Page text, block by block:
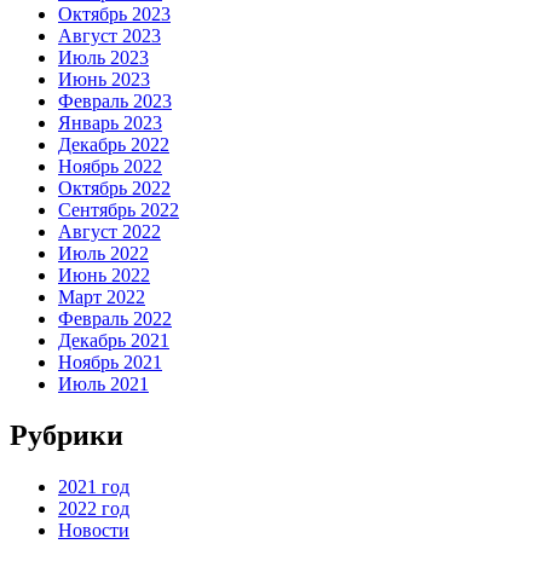
Октябрь 2023
Август 2023
Июль 2023
Июнь 2023
Февраль 2023
Январь 2023
Декабрь 2022
Ноябрь 2022
Октябрь 2022
Сентябрь 2022
Август 2022
Июль 2022
Июнь 2022
Март 2022
Февраль 2022
Декабрь 2021
Ноябрь 2021
Июль 2021
Рубрики
2021 год
2022 год
Новости